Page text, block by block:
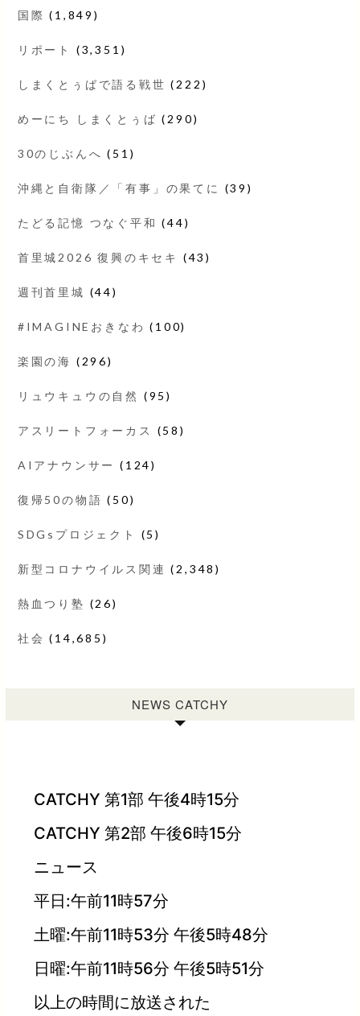
国際 (1,849)
リポート (3,351)
しまくとぅばで語る戦世 (222)
めーにち しまくとぅば (290)
30のじぶんへ (51)
沖縄と自衛隊／「有事」の果てに (39)
たどる記憶 つなぐ平和 (44)
首里城2026 復興のキセキ (43)
週刊首里城 (44)
#IMAGINEおきなわ (100)
楽園の海 (296)
リュウキュウの自然 (95)
アスリートフォーカス (58)
AIアナウンサー (124)
復帰50の物語 (50)
SDGsプロジェクト (5)
新型コロナウイルス関連 (2,348)
熱血つり塾 (26)
社会 (14,685)
NEWS CATCHY
CATCHY 第1部 午後4時15分
CATCHY 第2部 午後6時15分
ニュース
平日:午前11時57分
土曜:午前11時53分 午後5時48分
日曜:午前11時56分 午後5時51分
以上の時間に放送された